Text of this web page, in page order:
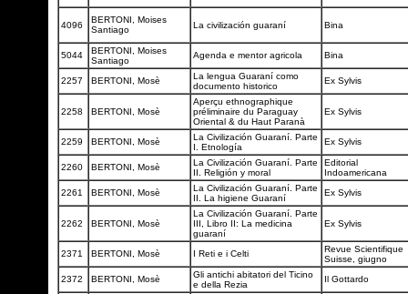
4096
BERTONI, Moises
Santiago
La civilización guaraní Bina
5044
BERTONI, Moises
Santiago
Agenda e mentor agricola Bina
2257 BERTONI, Mosè
La lengua Guaraní como
documento historico
Ex Sylvis
2258 BERTONI, Mosè
Aperçu ethnographique
préliminaire du Paraguay
Oriental & du Haut Paranà
Ex Sylvis
2259 BERTONI, Mosè
La Civilización Guaraní. Parte
I. Etnología
Ex Sylvis
2260 BERTONI, Mosè
La Civilización Guaraní. Parte
II. Religión y moral
Editorial
Indoamericana
2261
BERTONI, Mosè
La Civilización Guaraní. Parte
II. La higiene Guaraní
Ex Sylvis
2262 BERTONI, Mosè
La Civilización Guaraní. Parte
III, Libro II: La medicina
guaraní
Ex Sylvis
2371 BERTONI, Mosè I Reti e i Celti
Revue Scientifique
Suisse, giugno
2372
BERTONI, Mosè
Gli antichi abitatori del Ticino
e della Rezia
Il Gottardo